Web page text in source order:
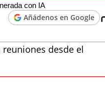
con IA
Añádenos en Google
desde el